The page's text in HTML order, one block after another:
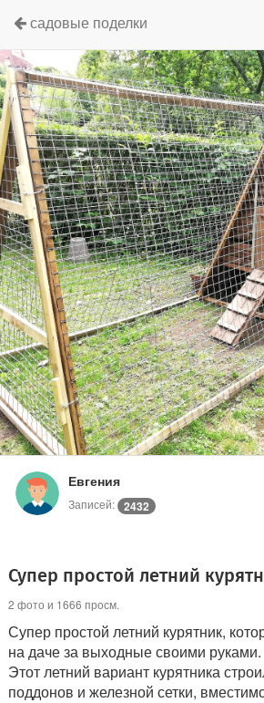
садовые поделки
Евгения
Записей: 2432
Супер простой летний
2 фото и 1666 просм.
Супер простой летний курятник,
на даче за выходные своими руками.
Этот летний вариант курятника
поддонов и железной сетки,